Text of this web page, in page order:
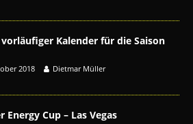
Kalender für die Saison
2018 Dietmar Müller
Energy Cup – Las Vegas